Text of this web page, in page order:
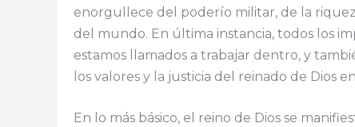
enorgullece del poderío militar, de la
del mundo. En última instancia, todos los
estamos llamados a trabajar dentro, y
los valores y la justicia del reinado de Dios
En lo más básico, el reino de Dios se